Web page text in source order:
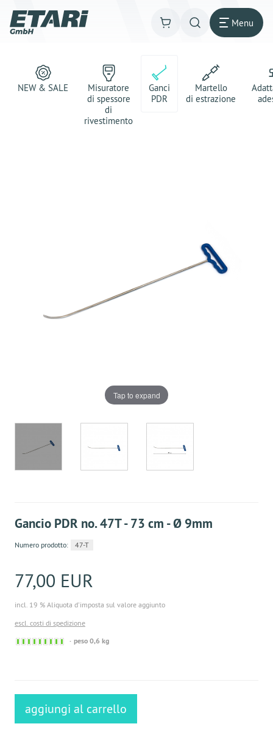
Menu
NEW & SALE
Misuratore
di spessore
di
rivestimento
Ganci
PDR
Martello
di estrazione
Tap to expand
Gancio PDR no. 47Т - 73 cm - Ø 9mm
Numero prodotto: 47-T
77,00 EUR
incl. 19 % Aliquota d'imposta sul valore aggiunto
escl. costi di spedizione
Sofort
peso 0,6 kg
aggiungi al carrello